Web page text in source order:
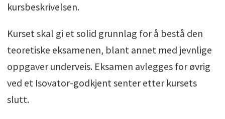
kursbeskrivelsen.
Kurset skal gi et solid grunnlag for å bestå den
teoretiske eksamenen, blant annet med jevnlige
oppgaver underveis. Eksamen avlegges for øvrig
ved et Isovator-godkjent senter etter kursets
slutt.